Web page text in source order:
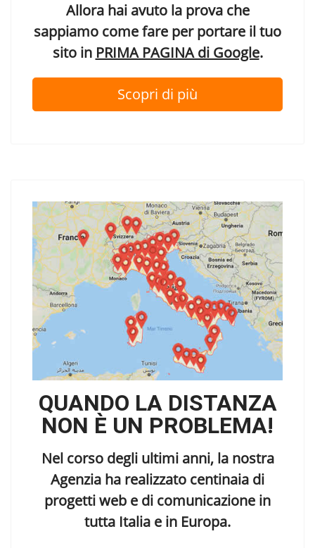
Allora hai avuto la prova che
sappiamo come fare per portare il tuo
sito in PRIMA PAGINA di Google.
Scopri di più
QUANDO LA DISTANZA
NON È UN PROBLEMA!
Nel corso degli ultimi anni, la nostra
Agenzia ha realizzato centinaia di
progetti web e di comunicazione in
tutta Italia e in Europa.